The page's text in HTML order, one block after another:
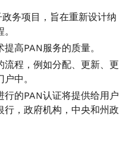
务项目，旨在重新设计纳
高PAN服务的质量。
流程，例如分配、更新、更
中。
行的PAN认证将提供给用户
行，政府机构，中央和州政